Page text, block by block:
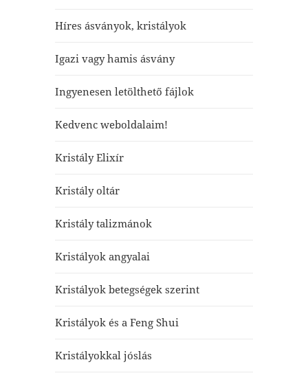
Híres ásványok, kristályok
Igazi vagy hamis ásvány
Ingyenesen letölthető fájlok
Kedvenc weboldalaim!
Kristály Elixír
Kristály oltár
Kristály talizmánok
Kristályok angyalai
Kristályok betegségek szerint
Kristályok és a Feng Shui
Kristályokkal jóslás